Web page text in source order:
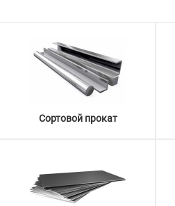
Сортовой прокат